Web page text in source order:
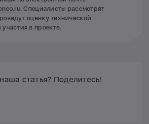
. Специалисты рассмотрят
оценку технической
в проекте.
статья? Поделитесь!